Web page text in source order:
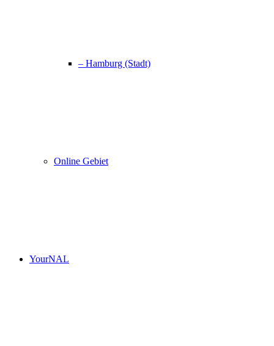
– Hamburg (Stadt)
Online Gebiet
YourNAL